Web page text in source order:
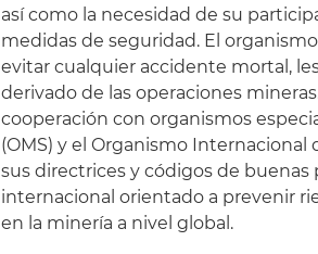
así como la necesidad de su
medidas de seguridad. El
evitar cualquier accidente mortal,
derivado de las operaciones
cooperación con organismos
(OMS) y el Organismo
sus directrices y códigos de buenas
internacional orientado a prevenir
en la minería a nivel global.